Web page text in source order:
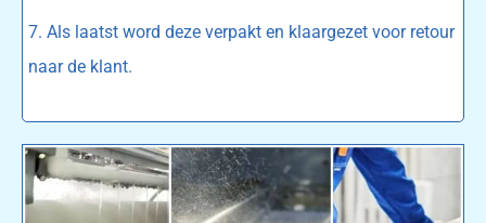
7. Als laatst word deze verpakt en klaargezet voor retour
naar de klant.